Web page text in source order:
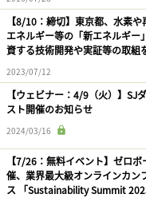
【8/10：締切】東京都、水素や
エネルギー等の「新エネルギー
資する技術開発や実証等の取組
2023/07/12
【ウェビナー：4/9（火）】SJ
スト開催のお知らせ
2024/03/16
【7/26：無料イベント】ゼロボ
催、業界最大級オンラインカン
ス 「Sustainability Summit